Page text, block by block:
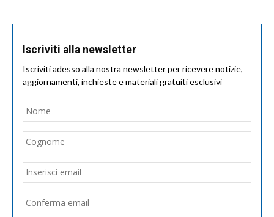
Iscriviti alla newsletter
Iscriviti adesso alla nostra newsletter per ricevere notizie,
aggiornamenti, inchieste e materiali gratuiti esclusivi
Nome
Email